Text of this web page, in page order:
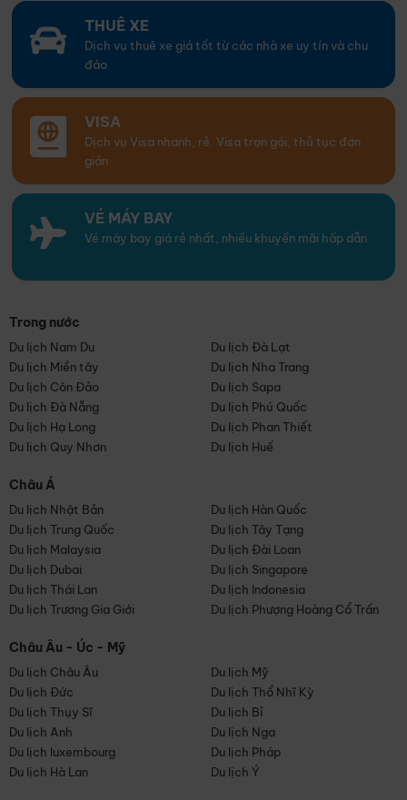
THUÊ XE
Dịch vụ thuê xe giá tốt từ các nhà xe uy tín và chu
đáo
VISA
Dịch vụ Visa nhanh, rẻ. Visa trọn gói, thủ tục đơn
giản
VÉ MÁY BAY
Vé máy bay giá rẻ nhất, nhiều khuyến mãi hấp dẫn
Trong nước
Du lịch Nam Du
Du lịch Đà Lạt
Du lịch Miền tây
Du lịch Nha Trang
Du lịch Côn Đảo
Du lịch Sapa
Du lịch Đà Nẵng
Du lịch Phú Quốc
Du lịch Hạ Long
Du lịch Phan Thiết
Du lịch Quy Nhơn
Du lịch Huế
Châu Á
Du lịch Nhật Bản
Du lịch Hàn Quốc
Du lịch Trung Quốc
Du lịch Tây Tạng
Du lịch Malaysia
Du lịch Đài Loan
Du lịch Dubai
Du lịch Singapore
Du lịch Thái Lan
Du lịch Indonesia
Du lịch Trương Gia Giới
Du lịch Phượng Hoàng Cổ Trấn
Châu Âu - Úc - Mỹ
Du lịch Châu Âu
Du lịch Mỹ
Du lịch Đức
Du lịch Thổ Nhĩ Kỳ
Du lịch Thụy Sĩ
Du lịch Bỉ
Du lịch Anh
Du lịch Nga
Du lịch luxembourg
Du lịch Pháp
Du lịch Hà Lan
Du lịch Ý